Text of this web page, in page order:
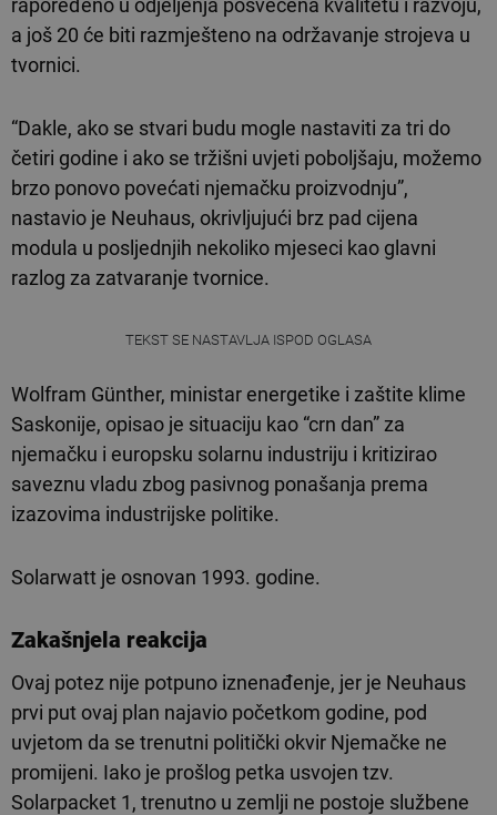
rapoređeno u odjeljenja posvećena kvalitetu i razvoju,
a još 20 će biti razmješteno na održavanje strojeva u
tvornici.
“Dakle, ako se stvari budu mogle nastaviti za tri do
četiri godine i ako se tržišni uvjeti poboljšaju, možemo
brzo ponovo povećati njemačku proizvodnju”,
nastavio je Neuhaus, okrivljujući brz pad cijena
modula u posljednjih nekoliko mjeseci kao glavni
razlog za zatvaranje tvornice.
TEKST SE NASTAVLJA ISPOD OGLASA
Wolfram Günther, ministar energetike i zaštite klime
Saskonije, opisao je situaciju kao “crn dan” za
njemačku i europsku solarnu industriju i kritizirao
saveznu vladu zbog pasivnog ponašanja prema
izazovima industrijske politike.
Solarwatt je osnovan 1993. godine.
Zakašnjela reakcija
Ovaj potez nije potpuno iznenađenje, jer je Neuhaus
prvi put ovaj plan najavio početkom godine, pod
uvjetom da se trenutni politički okvir Njemačke ne
promijeni. Iako je prošlog petka usvojen tzv.
Solarpacket 1, trenutno u zemlji ne postoje službene